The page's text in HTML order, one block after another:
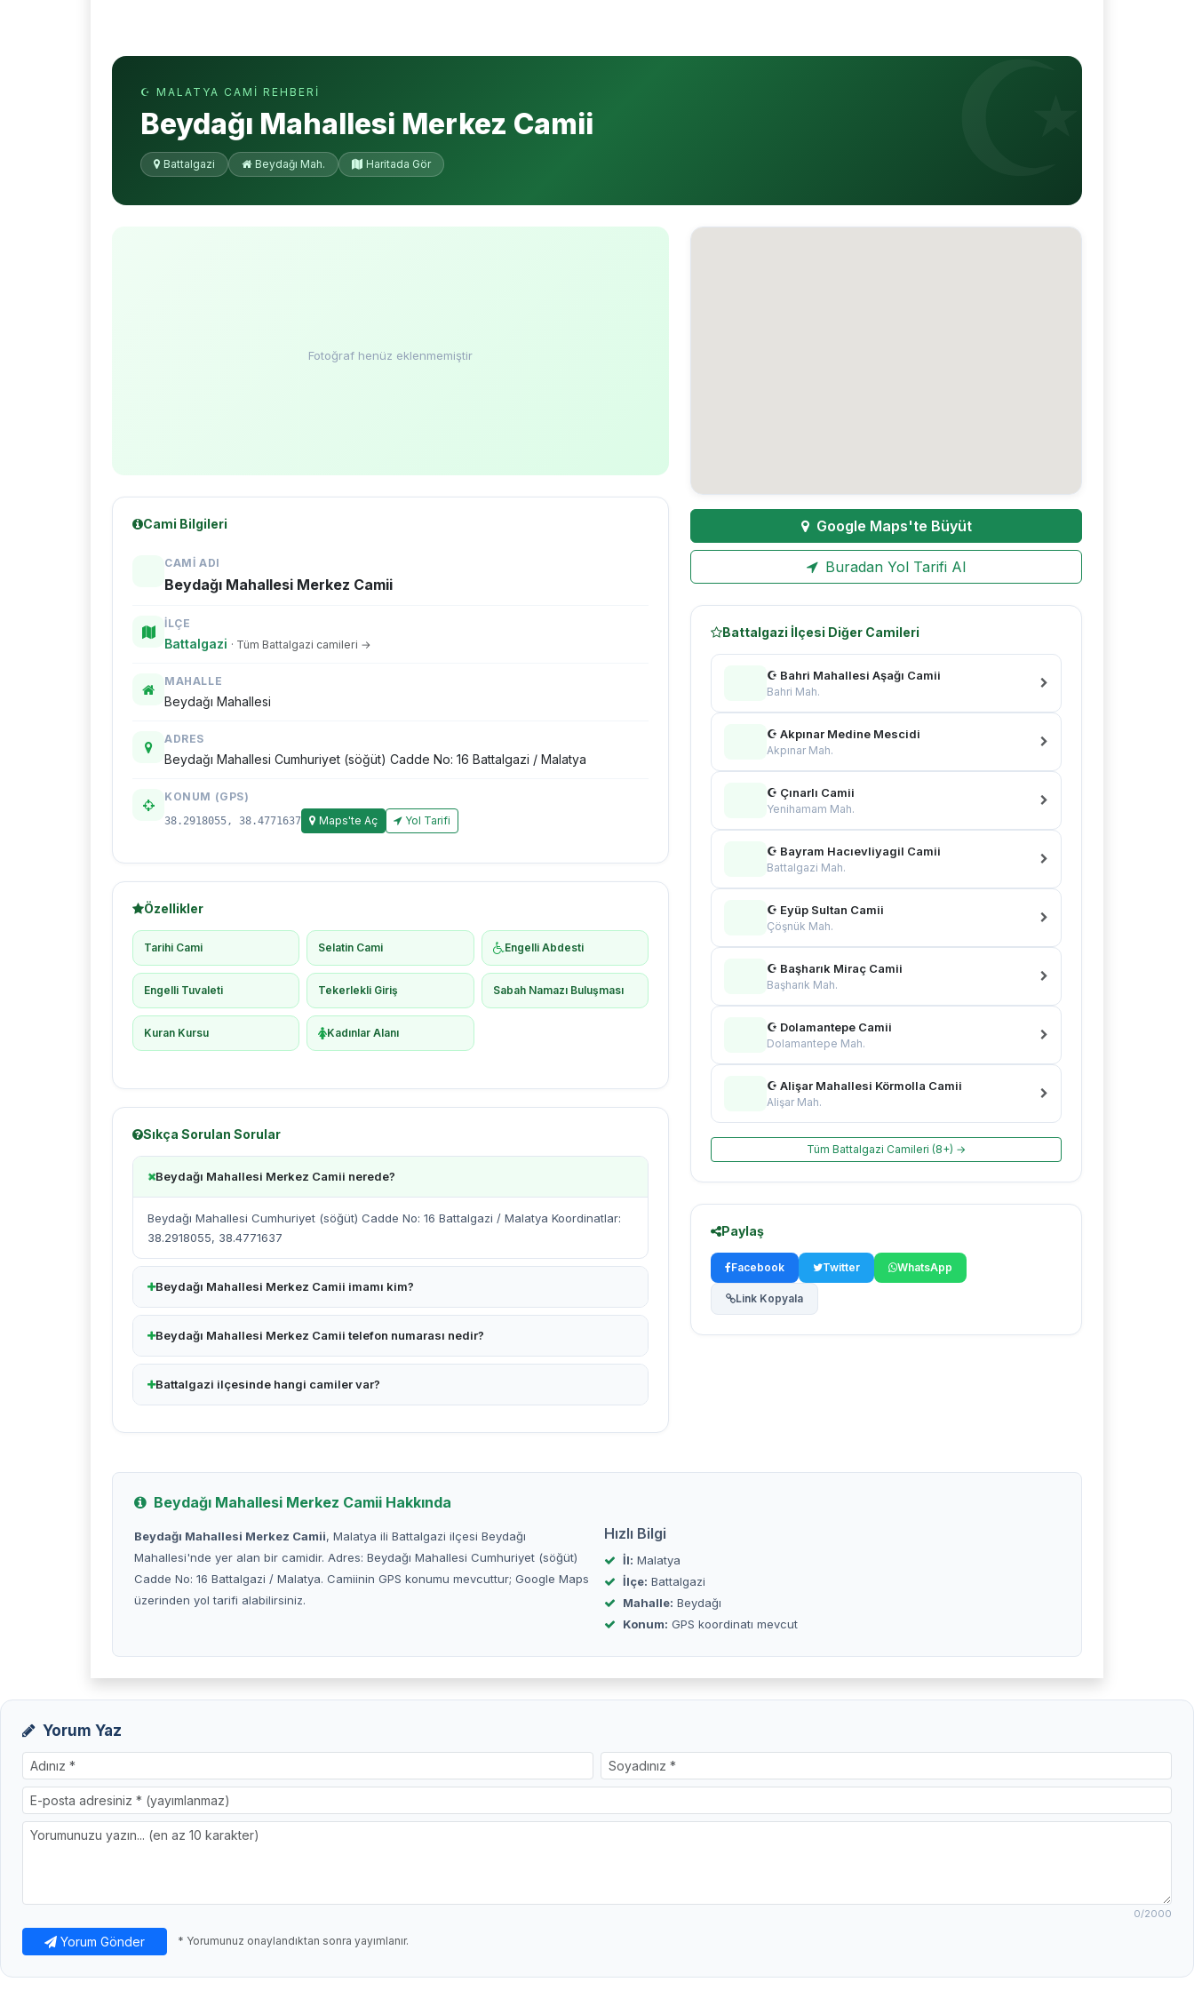
☪ MALATYA CAMI REHBERI
Beydağı Mahallesi Merkez Camii
Battalgazi Beydağı Mah. Haritada Gör
Fotoğraf henüz eklenmemiştir
Cami Bilgileri
CAMI ADI
Beydağı Mahallesi Merkez Camii
İLÇE
Battalgazi · Tüm Battalgazi camileri →
MAHALLE
Beydağı Mahallesi
ADRES
Beydağı Mahallesi Cumhuriyet (söğüt) Cadde No: 16 Battalgazi / Malatya
KONUM (GPS)
38.2918055, 38.4771637 Maps'te Aç Yol Tarifi
Özellikler
Tarihi Cami Selatin Cami Engelli Abdesti
Engelli Tuvaleti Tekerlekli Giriş Sabah Namazı Buluşması
Kuran Kursu Kadınlar Alanı
Sıkça Sorulan Sorular
Beydağı Mahallesi Merkez Camii nerede?
Beydağı Mahallesi Cumhuriyet (söğüt) Cadde No: 16 Battalgazi / Malatya Koordinatlar:
38.2918055, 38.4771637
Beydağı Mahallesi Merkez Camii imamı kim?
Beydağı Mahallesi Merkez Camii telefon numarası nedir?
Battalgazi ilçesinde hangi camiler var?
Google Maps'te Büyüt
Buradan Yol Tarifi Al
Battalgazi İlçesi Diğer Camileri
☪ Bahri Mahallesi Aşağı Camii
Bahri Mah.
☪ Akpınar Medine Mescidi
Akpınar Mah.
☪ Çınarlı Camii
Yenihamam Mah.
☪ Bayram Hacıevliyagil Camii
Battalgazi Mah.
☪ Eyüp Sultan Camii
Çöşnük Mah.
☪ Başharık Miraç Camii
Başharık Mah.
☪ Dolamantepe Camii
Dolamantepe Mah.
☪ Alişar Mahallesi Körmolla Camii
Alişar Mah.
Tüm Battalgazi Camileri (8+) →
Paylaş
Facebook Twitter WhatsApp
Link Kopyala
Beydağı Mahallesi Merkez Camii Hakkında
Beydağı Mahallesi Merkez Camii, Malatya ili Battalgazi ilçesi Beydağı
Mahallesi'nde yer alan bir camidir. Adres: Beydağı Mahallesi Cumhuriyet (söğüt)
Cadde No: 16 Battalgazi / Malatya. Camiinin GPS konumu mevcuttur; Google Maps
üzerinden yol tarifi alabilirsiniz.
Hızlı Bilgi
İl: Malatya
İlçe: Battalgazi
Mahalle: Beydağı
Konum: GPS koordinatı mevcut
Yorum Yaz
0/2000
Yorum Gönder * Yorumunuz onaylandıktan sonra yayımlanır.